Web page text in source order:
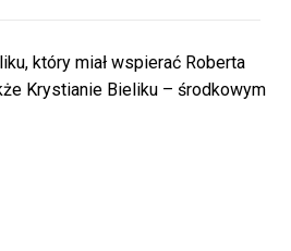
który miał wspierać Roberta
Krystianie Bieliku – środkowym